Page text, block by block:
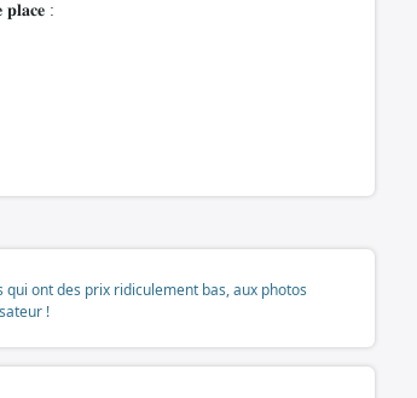
:
ont des prix ridiculement bas, aux photos
!